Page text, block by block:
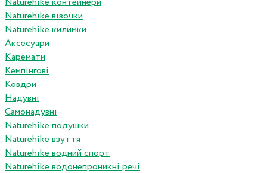
Naturehike візочки
Naturehike килимки
Аксесуари
Каремати
Кемпінгові
Ковдри
Надувні
Самонадувні
Naturehike подушки
Naturehike взуття
Naturehike водний спорт
Naturehike водонепроникні речі